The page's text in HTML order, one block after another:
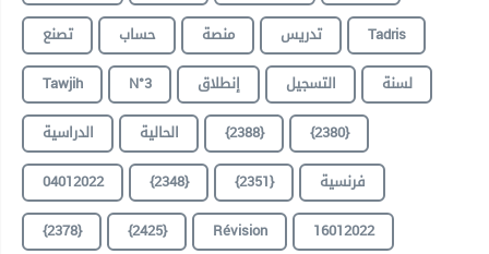
تصنع
حساب منصة تدريس
Tadris
Tawjih
N°3 إنطلاق التسجيل
لسنة
الدراسية
الحالية {2388}
{2380}
04012022
{2348} {2351}
فرنسية
{2378}
{2425} Révision
16012022